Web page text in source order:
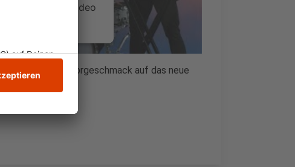
um dieses Video
for a Hero" als Vorgeschmack auf das neue